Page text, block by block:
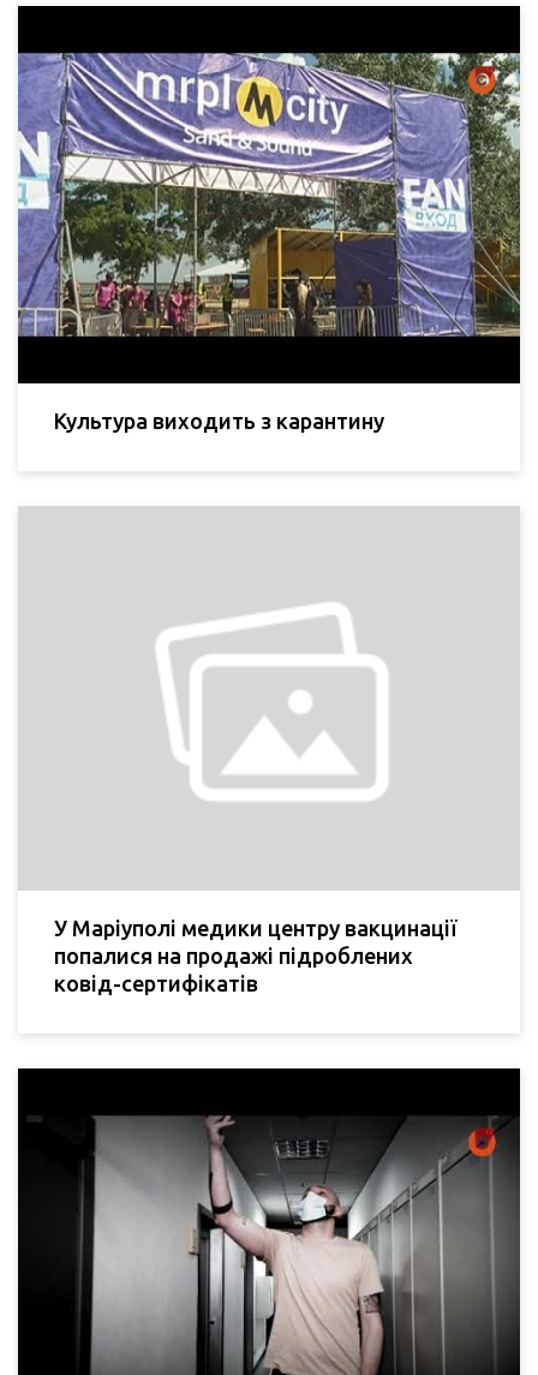
Культура виходить з карантину
У Маріуполі медики центру вакцинації
попалися на продажі підроблених
ковід-сертифікатів